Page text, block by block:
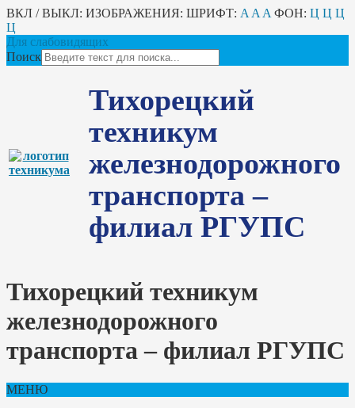
ВКЛ / ВЫКЛ: ИЗОБРАЖЕНИЯ: ШРИФТ: A A A ФОН: Ц Ц Ц
Ц
Для слабовидящих
Поиск
Тихорецкий
техникум
железнодорожного
транспорта –
филиал РГУПС
Тихорецкий техникум
железнодорожного
транспорта – филиал РГУПС
МЕНЮ